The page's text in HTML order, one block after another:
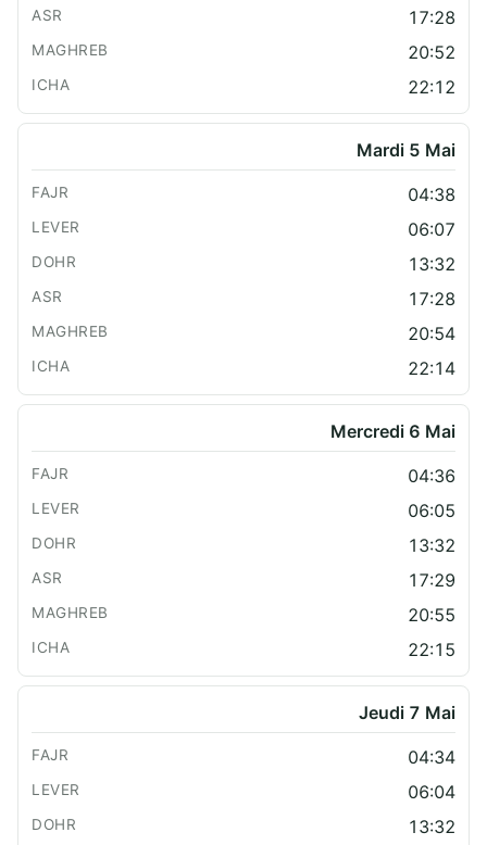
17:28
20:52
22:12
Mardi 5 Mai
04:38
06:07
13:32
17:28
20:54
22:14
Mercredi 6 Mai
04:36
06:05
13:32
17:29
20:55
22:15
Jeudi 7 Mai
04:34
06:04
13:32